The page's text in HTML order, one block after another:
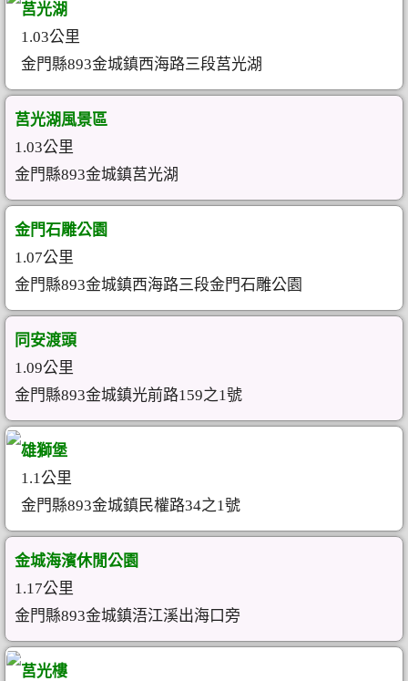
莒光湖
1.03公里
金門縣893金城鎮西海路三段莒光湖
莒光湖風景區
1.03公里
金門縣893金城鎮莒光湖
金門石雕公園
1.07公里
金門縣893金城鎮西海路三段金門石雕公園
同安渡頭
1.09公里
金門縣893金城鎮光前路159之1號
雄獅堡
1.1公里
金門縣893金城鎮民權路34之1號
金城海濱休閒公園
1.17公里
金門縣893金城鎮浯江溪出海口旁
莒光樓